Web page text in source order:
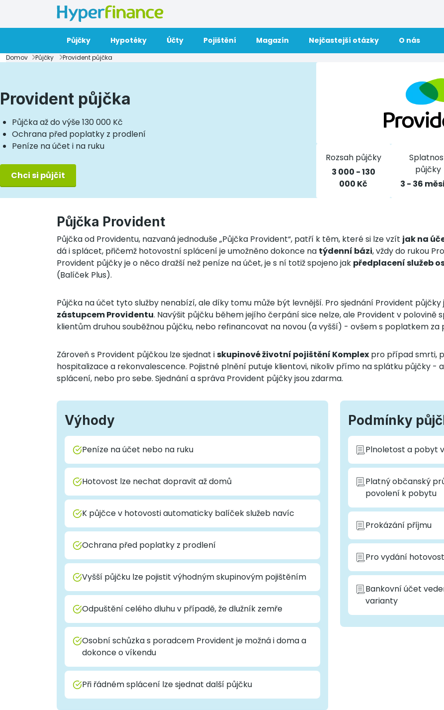
Půjčky Hypotéky Účty Pojištění Magazín Nejčastejší otázky O nás
Domov Půjčky Provident půjčka
Provident půjčka
Půjčka až do výše 130 000 Kč
Ochrana před poplatky z prodlení
Peníze na účet i na ruku
Chci si půjčit
Rozsah půjčky
3 000 - 130
000 Kč
půjčky
3 - 36
Půjčka Provident
Půjčka od Providentu, nazvaná jednoduše „Půjčka Provident“, patří k těm, které si lze vzít jak na
dá i splácet, přičemž hotovostní splácení je umožněno dokonce na týdenní bázi, vždy do rukou
Provident půjčky je o něco dražší než peníze na účet, je s ní totiž spojeno jak předplacení služeb
(Balíček Plus).
Půjčka na účet tyto služby nenabízí, ale díky tomu může být levnější. Pro sjednání Provident půjčky
zástupcem Providentu. Navýšit půjčku během jejího čerpání sice nelze, ale Provident v
klientům druhou souběžnou půjčku, nebo refinancovat na novou (a vyšší) - ovšem s poplatkem
Zároveň s Provident půjčkou lze sjednat iskupinové životní pojištění Komplex pro případ smrti,
hospitalizace a rekonvalescence. Pojistné plnění putuje klientovi, nikoliv přímo na splátku půjčky -
splácení, nebo pro sebe. Sjednání a správa Provident půjčky jsou zdarma.
Výhody
Peníze na účet nebo na ruku
Hotovost lze nechat dopravit až domů
K půjčce v hotovosti automaticky balíček služeb navíc
Ochrana před poplatky z prodlení
Vyšší půjčku lze pojistit výhodným skupinovým pojištěním
Odpuštění celého dluhu v případě, že dlužník zemře
Osobní schůzka s poradcem Provident je možná i doma a
dokonce o víkendu
Při řádném splácení lze sjednat další půjčku
Podmínky
Plnoletost a pobyt
Platný občanský
povolení k pobytu
Prokázání příjmu
Pro vydání
Bankovní účet
varianty